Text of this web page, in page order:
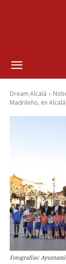
Dream Alcalá
Madrileño, en
Fotografías: